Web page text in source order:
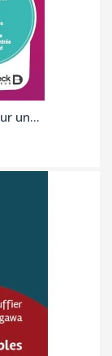
un...